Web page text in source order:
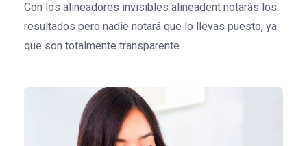
Con los alineadores invisibles alineadent notarás los
resultados pero nadie notará que lo llevas puesto, ya
que son totalmente transparente.